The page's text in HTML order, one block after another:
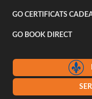
GO CERTIFICATS
GO BOOK DIRECT